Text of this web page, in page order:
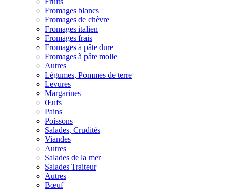
Fromages blancs
Fromages de chèvre
Fromages italien
Fromages frais
Fromages à pâte dure
Fromages à pâte molle
Autres
Légumes, Pommes de terre
Levures
Margarines
Œufs
Pains
Poissons
Salades, Crudités
Viandes
Autres
Salades de la mer
Salades Traiteur
Autres
Bœuf